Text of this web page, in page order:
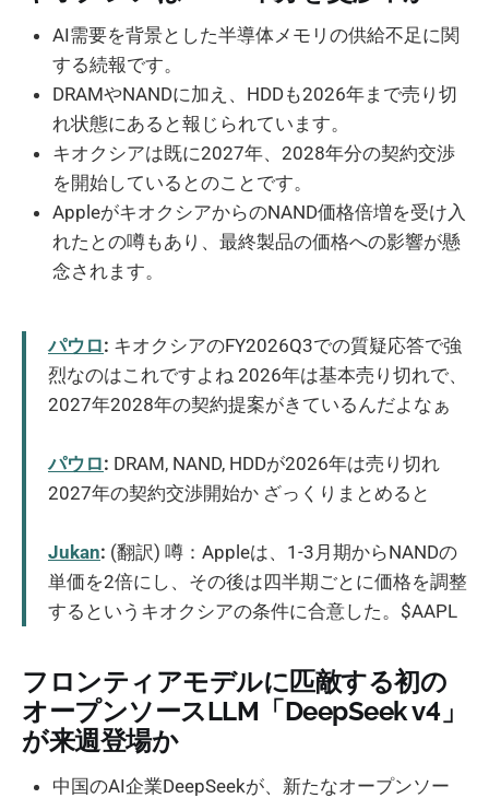
AI需要を背景とした半導体メモリの供給不足に関
する続報です。
DRAMやNANDに加え、HDDも2026年まで売り切
れ状態にあると報じられています。
キオクシアは既に2027年、2028年分の契約交渉
を開始しているとのことです。
AppleがキオクシアからのNAND価格倍増を受け入
れたとの噂もあり、最終製品の価格への影響が懸
念されます。
パウロ: キオクシアのFY2026Q3での質疑応答で強
烈なのはこれですよね 2026年は基本売り切れで、
2027年2028年の契約提案がきているんだよなぁ
パウロ: DRAM, NAND, HDDが2026年は売り切れ
2027年の契約交渉開始か ざっくりまとめると
Jukan: (翻訳) 噂：Appleは、1-3月期からNANDの
単価を2倍にし、その後は四半期ごとに価格を調整
するというキオクシアの条件に合意した。$AAPL
フロンティアモデルに匹敵する初の
オープンソースLLM「DeepSeek v4」
が来週登場か
中国のAI企業DeepSeekが、新たなオープンソー